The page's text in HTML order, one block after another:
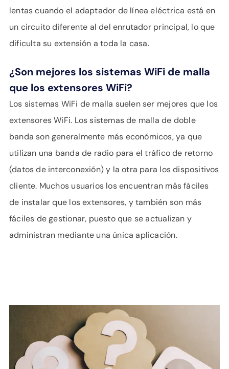
lentas cuando el adaptador de línea eléctrica está en
un circuito diferente al del enrutador principal, lo que
dificulta su extensión a toda la casa.
¿Son mejores los sistemas WiFi de malla
que los extensores WiFi?
Los sistemas WiFi de malla suelen ser mejores que los
extensores WiFi. Los sistemas de malla de doble
banda son generalmente más económicos, ya que
utilizan una banda de radio para el tráfico de retorno
(datos de interconexión) y la otra para los dispositivos
cliente. Muchos usuarios los encuentran más fáciles
de instalar que los extensores, y también son más
fáciles de gestionar, puesto que se actualizan y
administran mediante una única aplicación.